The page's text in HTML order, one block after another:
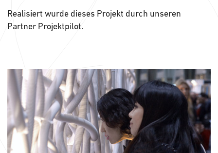
Realisiert wurde dieses Projekt durch unseren
Partner Projektpilot.